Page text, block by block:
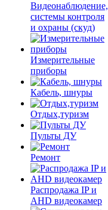
Видеонаблюдение,
системы контроля
и охраны (скуд)
Измерительные
приборы
Кабель, шнуры
Отдых,туризм
Пульты ДУ
Ремонт
Распродажа IP и
AHD видеокамер